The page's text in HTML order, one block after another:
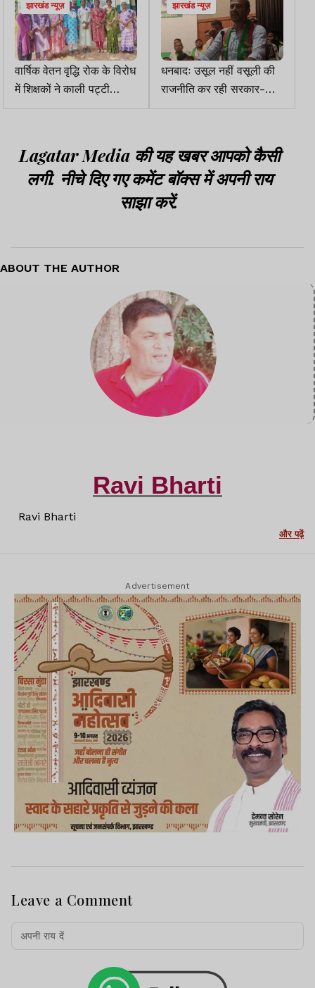
झारखंड न्यूज़
वार्षिक वेतन वृद्धि रोक के विरोध
में शिक्षकों ने काली पट्टी
बांधकर किया शिक्षण कार्य
झारखंड न्यूज़
धनबादः उसूल नहीं वसूली की
राजनीति कर रही सरकार-
सुदेश महतो
Lagatar Media की यह खबर आपको कैसी
लगी. नीचे दिए गए कमेंट बॉक्स में अपनी राय
साझा करें.
ABOUT THE AUTHOR
Ravi Bharti
Ravi Bharti
और पढ़ें
Advertisement
Leave a Comment